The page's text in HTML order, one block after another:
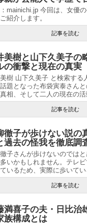
mainichi.jp 今回は、女優
紹介します。
記事を読む
美樹と山下久美子の
の衝撃と現在の真実
樹 山下久美子 と検索する
題となった布袋寅泰さん
相、そして二人の現在の活
記事を読む
徹子が歩けない説の
過去の怪我を徹底調
子さんが歩けないのでは
いかもしれません。テレ
いるため、実際に歩いてい
記事を読む
満喜子の夫・日比治
族構成とは